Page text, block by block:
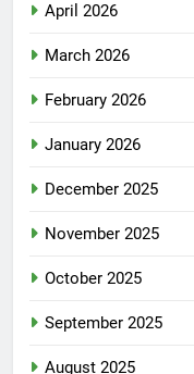
April 2026
March 2026
February 2026
January 2026
December 2025
November 2025
October 2025
September 2025
August 2025